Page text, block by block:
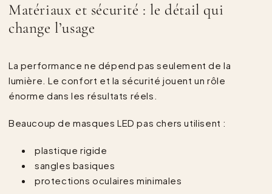
Matériaux et sécurité : le détail qui
change l’usage
La performance ne dépend pas seulement de la
lumière. Le confort et la sécurité jouent un rôle
énorme dans les résultats réels.
Beaucoup de masques LED pas chers utilisent :
plastique rigide
sangles basiques
protections oculaires minimales